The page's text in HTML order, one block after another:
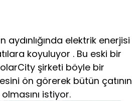
aydınlığında elektrik enerjisi
koyuluyor . Bu eski bir
şirketi böyle bir
ön görerek bütün çatının
istiyor.